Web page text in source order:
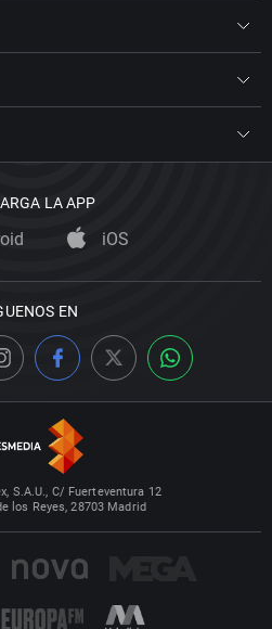
LA APP
iOS
EN
S.A.U., C/ Fuerteventura 12
los Reyes, 28703 Madrid